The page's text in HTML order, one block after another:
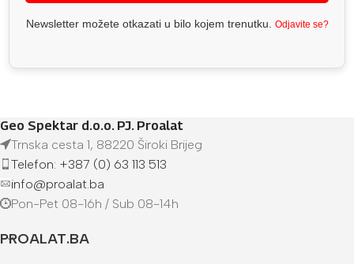
Newsletter možete otkazati u bilo kojem trenutku. Odjavite se?
Geo Spektar d.o.o. PJ. Proalat
Trnska cesta 1, 88220 Široki Brijeg
Telefon: +387 (0) 63 113 513
info@proalat.ba
Pon-Pet 08-16h / Sub 08-14h
PROALAT.BA